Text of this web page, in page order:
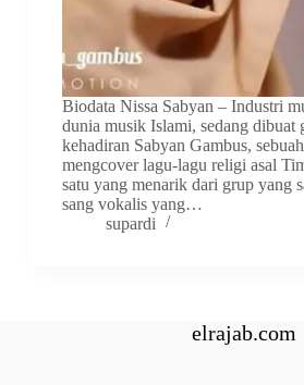
Biodata Nissa Sabyan – Industri
dunia musik Islami, sedang dibuat
kehadiran Sabyan Gambus,
mengcover lagu-lagu religi asal
satu yang menarik dari grup yang
sang vokalis yang…
supardi
elrajab.com